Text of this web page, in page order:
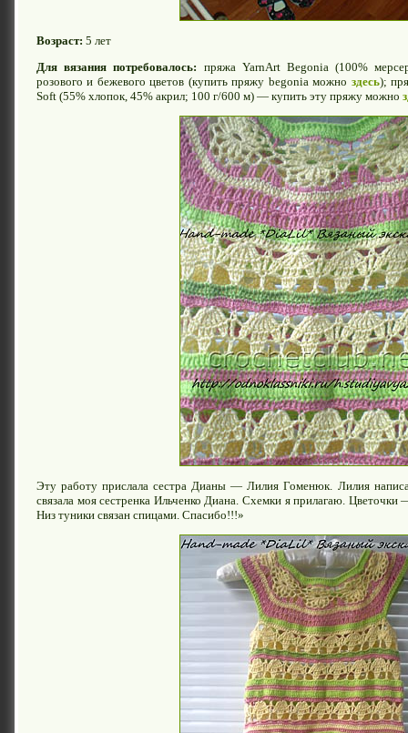
Возраст: 5 лет
Для вязания потребовалось: пряжа YarnArt Begonia (100%
розового и бежевого цветов (купить пряжу begonia можно здесь);
Soft (55% хлопок, 45% акрил; 100 г/600 м) — купить эту пряжу можно
Эту работу прислала сестра Дианы — Лилия Гоменюк. Лилия
связала моя сестренка Ильченко Диана. Схемки я прилагаю.
Низ туники связан спицами. Спасибо!!!»